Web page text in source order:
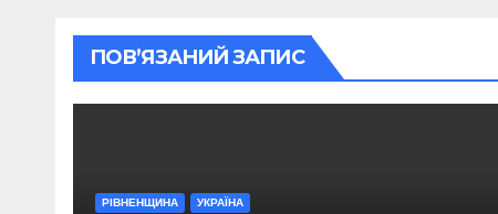
ПОВ’ЯЗАНИЙ ЗАПИС
РІВНЕНЩИНА УКРАЇНА